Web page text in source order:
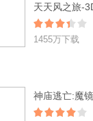
1455万下载
神庙逃亡:魔